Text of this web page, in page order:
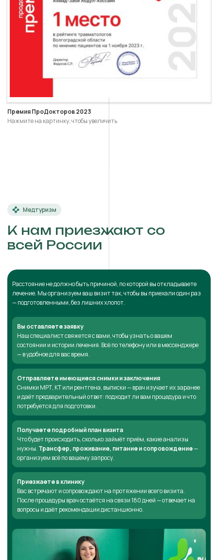
Премия ПроДокторов 2023
Нажмите на картинку, чтобы увеличить
Медтуризм
К нам приезжают со
всей России
Расстояние не должно быть причиной, по которой вы откладываете
лечение. Мы организуем ваш визит так, чтобы вы приехали один раз
— подготовленными, без лишних хлопот.
Вы оставляете заявку
Наш специалист свяжется с вами, чтобы узнать о вашем
состоянии и истории лечения. Всё по телефону или в мессенджере
— в удобное для вас время.
Отправляете имеющиеся снимки и заключения
Снимки МРТ, КТ или рентгена, выписки — врач изучает их заранее
и даёт предварительный ответ: подходит ли вам процедура и что
потребуется для подготовки.
Получаете подробный план визита
Что будет происходить, сколько займёт приём, какие анализы
нужны. Трансфер, проживание, питание и сопровождение—
организуем всё по вашему запросу.
Приезжаете в клинику
Вас встречают и сопровождают на протяжении всего визита.
После процедуры врач остаётся на связи 180 дней — отвечает на
вопросы и даёт рекомендации дистанционно.